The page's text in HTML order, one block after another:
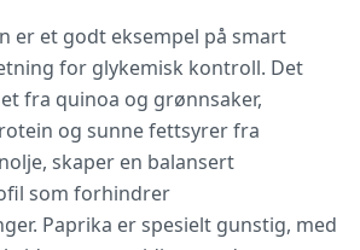
er et godt eksempel på smart
for glykemisk kontroll. Det
fra quinoa og grønnsaker,
og sunne fettsyrer fra
skaper en balansert
som forhindrer
Paprika er spesielt gunstig, med